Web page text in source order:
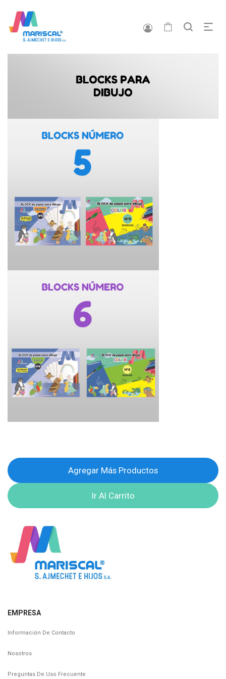
Agregar Más Productos
Ir Al Carrito
EMPRESA
Información De Contacto
Nosotros
Preguntas De Uso Frecuente